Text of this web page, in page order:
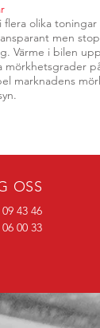
flera olika
men
Värme i bilen
mörkhetsgrader
marknadens
OSS
43 46
00 33